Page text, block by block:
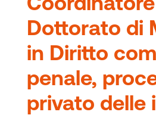
Dottorato di
in Diritto
penale,
privato delle